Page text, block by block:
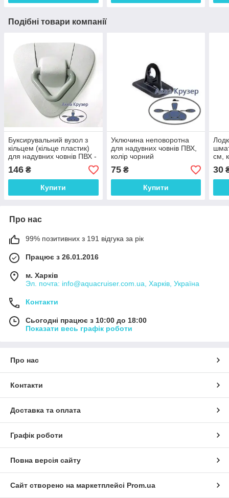
Подібні товари компанії
Буксирувальний вузол з
кільцем (кільце пластик)
для надувних човнів ПВХ -
146 ₴
Купити
Уключина неповоротна
для надувних човнів ПВХ,
колір чорний
75₴
Купити
см,
ПВХ
30
Про нас
99% позитивних з 191 відгука за рік
Працює з 26.01.2016
м. Харків
Эл. почта: info@aquacruiser.com.ua, Харків, Україна
Контакти
Сьогодні працює з 10:00 до 18:00
Показати весь графік роботи
Про нас
Контакти
Доставка та оплата
Графік роботи
Повна версія сайту
Сайт створено на маркетплейсі Prom.ua